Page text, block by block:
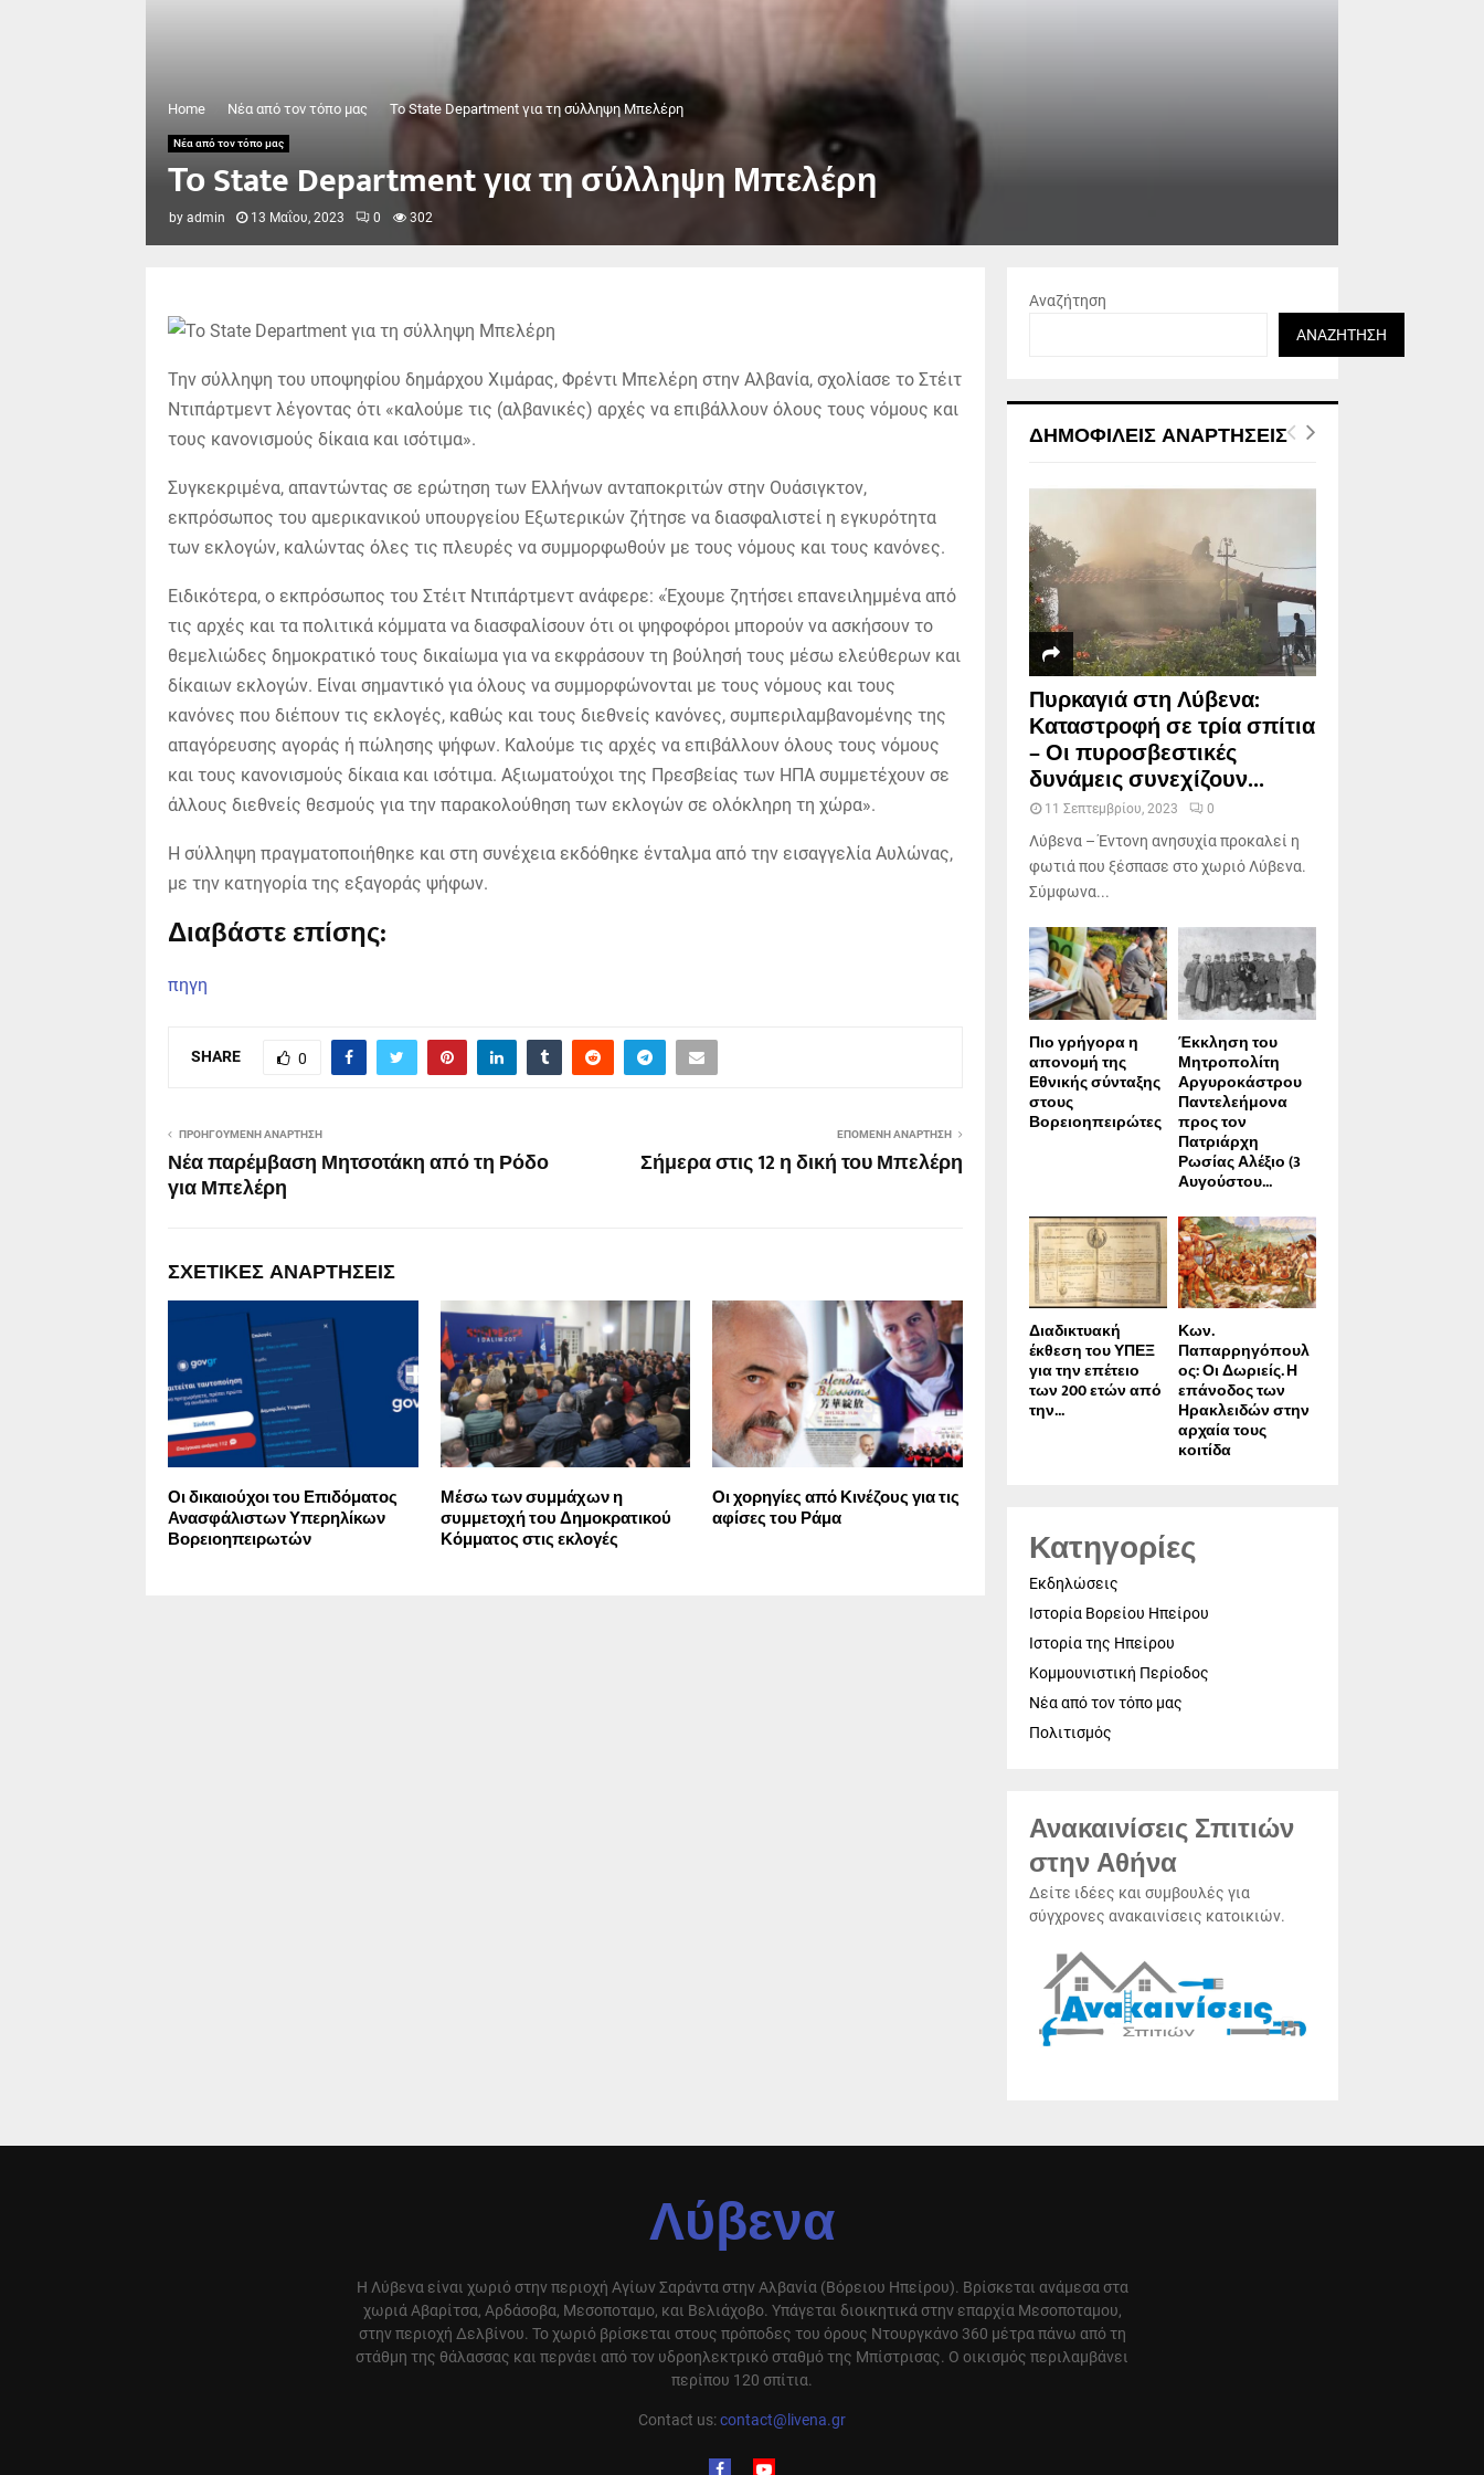
Home Νέα από τον τόπο μας Το State Department για τη σύλληψη Μπελέρη
Νέα από τον τόπο μας
Το State Department για τη σύλληψη Μπελέρη
by admin 13 Μαΐου, 2023 0 302
Την σύλληψη του υποψηφίου δημάρχου Χιμάρας, Φρέντι Μπελέρη στην Αλβανία, σχολίασε το Στέιτ
Ντιπάρτμεντ λέγοντας ότι «καλούμε τις (αλβανικές) αρχές να επιβάλλουν όλους τους νόμους και
τους κανονισμούς δίκαια και ισότιμα».
Συγκεκριμένα, απαντώντας σε ερώτηση των Ελλήνων ανταποκριτών στην Ουάσιγκτον,
εκπρόσωπος του αμερικανικού υπουργείου Εξωτερικών ζήτησε να διασφαλιστεί η εγκυρότητα
των εκλογών, καλώντας όλες τις πλευρές να συμμορφωθούν με τους νόμους και τους κανόνες.
Ειδικότερα, ο εκπρόσωπος του Στέιτ Ντιπάρτμεντ ανάφερε: «Έχουμε ζητήσει επανειλημμένα από
τις αρχές και τα πολιτικά κόμματα να διασφαλίσουν ότι οι ψηφοφόροι μπορούν να ασκήσουν το
θεμελιώδες δημοκρατικό τους δικαίωμα για να εκφράσουν τη βούλησή τους μέσω ελεύθερων και
δίκαιων εκλογών. Είναι σημαντικό για όλους να συμμορφώνονται με τους νόμους και τους
κανόνες που διέπουν τις εκλογές, καθώς και τους διεθνείς κανόνες, συμπεριλαμβανομένης της
απαγόρευσης αγοράς ή πώλησης ψήφων. Καλούμε τις αρχές να επιβάλλουν όλους τους νόμους
και τους κανονισμούς δίκαια και ισότιμα. Αξιωματούχοι της Πρεσβείας των ΗΠΑ συμμετέχουν σε
άλλους διεθνείς θεσμούς για την παρακολούθηση των εκλογών σε ολόκληρη τη χώρα».
Η σύλληψη πραγματοποιήθηκε και στη συνέχεια εκδόθηκε ένταλμα από την εισαγγελία Αυλώνας,
με την κατηγορία της εξαγοράς ψήφων.
Διαβάστε επίσης:
πηγη
SHARE 0
ΠΡΟΗΓΟΎΜΕΝΗ ΑΝΆΡΤΗΣΗ
Νέα παρέμβαση Μητσοτάκη από τη Ρόδο
για Μπελέρη
ΕΠΌΜΕΝΗ ΑΝΆΡΤΗΣΗ
Σήμερα στις 12 η δική του Μπελέρη
ΣΧΕΤΙΚΈΣ ΑΝΑΡΤΉΣΕΙΣ
Οι δικαιούχοι του Επιδόματος
Ανασφάλιστων Υπερηλίκων
Βορειοηπειρωτών
Μέσω των συμμάχων η
συμμετοχή του Δημοκρατικού
Κόμματος στις εκλογές
Οι χορηγίες από Κινέζους για τις
αφίσες του Ράμα
Αναζήτηση
ΑΝΑΖΉΤΗΣΗ
ΔΗΜΟΦΙΛΕΊΣ ΑΝΑΡΤΉΣΕΙΣ
Πυρκαγιά στη Λύβενα:
Καταστροφή σε τρία σπίτια
– Οι πυροσβεστικές
δυνάμεις συνεχίζουν...
11 Σεπτεμβρίου, 2023 0
Λύβενα – Έντονη ανησυχία προκαλεί η
φωτιά που ξέσπασε στο χωριό Λύβενα.
Σύμφωνα...
Πιο γρήγορα η
απονοµή της
Εθνικής σύνταξης
στους
Βορειοηπειρώτες
Έκκληση του
Μητροπολίτη
Αργυροκάστρου
Παντελεήμονα
προς τον
Πατριάρχη
Ρωσίας Αλέξιο (3
Αυγούστου...
Διαδικτυακή
έκθεση του ΥΠΕΞ
για την επέτειο
των 200 ετών από
την...
Κων.
Παπαρρηγόπουλ
ος: Οι Δωριείς. Η
επάνοδος των
Ηρακλειδών στην
αρχαία τους
κοιτίδα
Κατηγορίες
Εκδηλώσεις
Ιστορία Βορείου Ηπείρου
Ιστορία της Ηπείρου
Κομμουνιστική Περίοδος
Νέα από τον τόπο μας
Πολιτισμός
Ανακαινίσεις Σπιτιών
στην Αθήνα
Δείτε ιδέες και συμβουλές για
σύγχρονες ανακαινίσεις κατοικιών.
Λύβενα
Η Λύβενα είναι χωριό στην περιοχή Αγίων Σαράντα στην Αλβανία (Βόρειου Ηπείρου). Βρίσκεται ανάμεσα στα
χωριά Αβαρίτσα, Αρδάσοβα, Μεσοποταμο, και Βελιάχοβο. Υπάγεται διοικητικά στην επαρχία Μεσοποταμου,
στην περιοχή Δελβίνου. Το χωριό βρίσκεται στους πρόποδες του όρους Ντουργκάνο 360 μέτρα πάνω από τη
στάθμη της θάλασσας και περνάει από τον υδροηλεκτρικό σταθμό της Μπίστρισας. Ο οικισμός περιλαμβάνει
περίπου 120 σπίτια.
Contact us:contact@livena.gr